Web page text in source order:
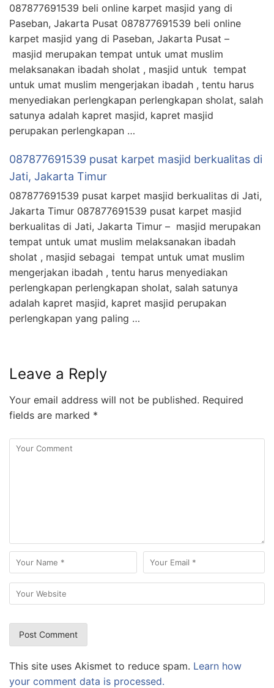
087877691539 beli online karpet masjid yang di
Paseban, Jakarta Pusat 087877691539 beli online
karpet masjid yang di Paseban, Jakarta Pusat –
masjid merupakan tempat untuk umat muslim
melaksanakan ibadah sholat , masjid untuk tempat
untuk umat muslim mengerjakan ibadah , tentu harus
menyediakan perlengkapan perlengkapan sholat, salah
satunya adalah kapret masjid, kapret masjid
perupakan perlengkapan …
087877691539 pusat karpet masjid berkualitas di
Jati, Jakarta Timur
087877691539 pusat karpet masjid berkualitas di Jati,
Jakarta Timur 087877691539 pusat karpet masjid
berkualitas di Jati, Jakarta Timur – masjid merupakan
tempat untuk umat muslim melaksanakan ibadah
sholat , masjid sebagai tempat untuk umat muslim
mengerjakan ibadah , tentu harus menyediakan
perlengkapan perlengkapan sholat, salah satunya
adalah kapret masjid, kapret masjid perupakan
perlengkapan yang paling …
Leave a Reply
Your email address will not be published. Required
fields are marked *
This site uses Akismet to reduce spam. Learn how
your comment data is processed.